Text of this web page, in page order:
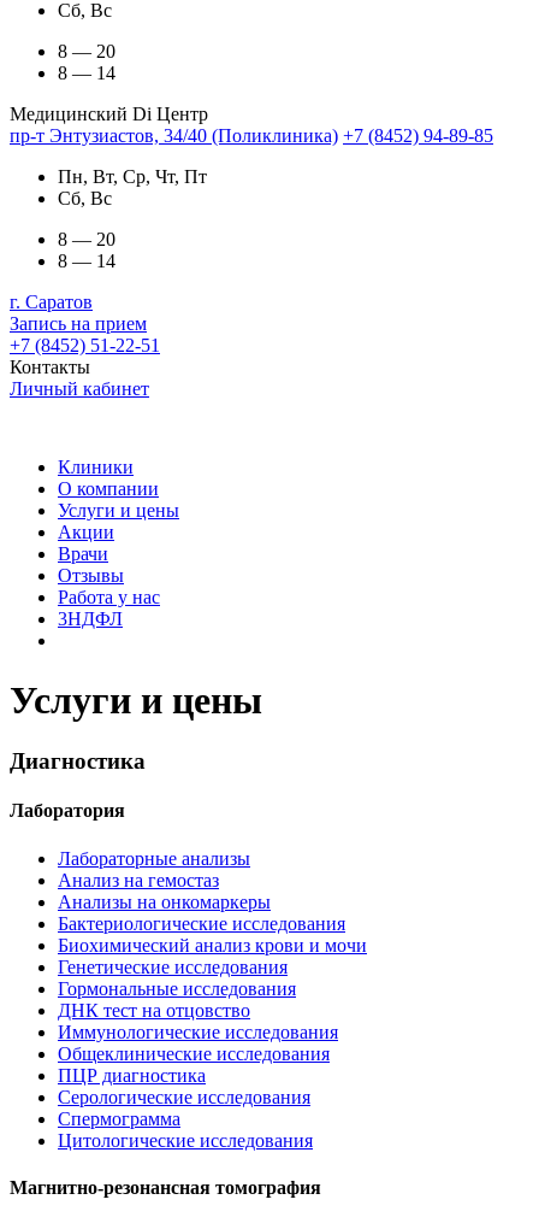
Сб, Вс
8 — 20
8 — 14
Медицинский Di Центр
пр-т Энтузиастов, 34/40 (Поликлиника) +7 (8452) 94-89-85
Пн, Вт, Ср, Чт, Пт
Сб, Вс
8 — 20
8 — 14
г. Саратов
Запись на прием
+7 (8452) 51-22-51
Контакты
Личный кабинет
Клиники
О компании
Услуги и цены
Акции
Врачи
Отзывы
Работа у нас
3НДФЛ
Услуги и цены
Диагностика
Лаборатория
Лабораторные анализы
Анализ на гемостаз
Анализы на онкомаркеры
Бактериологические исследования
Биохимический анализ крови и мочи
Генетические исследования
Гормональные исследования
ДНК тест на отцовство
Иммунологические исследования
Общеклинические исследования
ПЦР диагностика
Серологические исследования
Спермограмма
Цитологические исследования
Магнитно-резонансная томография